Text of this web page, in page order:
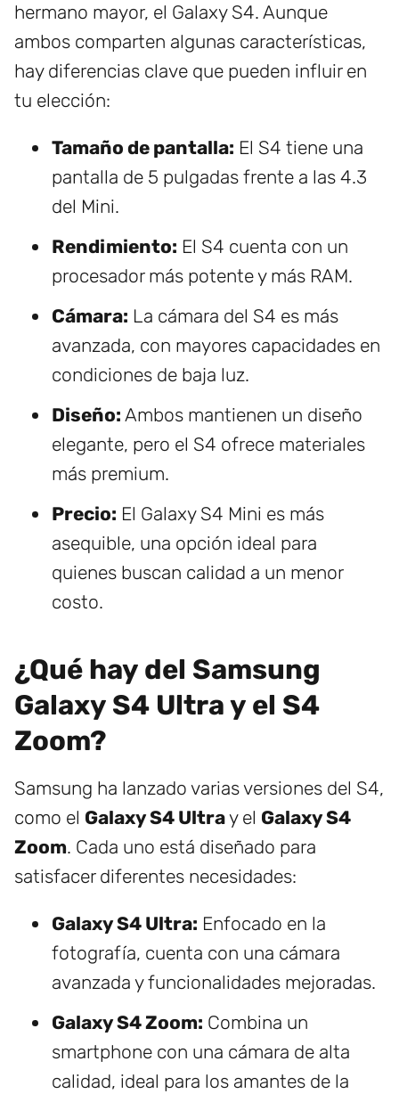
hermano mayor, el Galaxy S4. Aunque
ambos comparten algunas características,
hay diferencias clave que pueden influir en
tu elección:
Tamaño de pantalla: El S4 tiene una
pantalla de 5 pulgadas frente a las 4.3
del Mini.
Rendimiento: El S4 cuenta con un
procesador más potente y más RAM.
Cámara: La cámara del S4 es más
avanzada, con mayores capacidades en
condiciones de baja luz.
Diseño: Ambos mantienen un diseño
elegante, pero el S4 ofrece materiales
más premium.
Precio: El Galaxy S4 Mini es más
asequible, una opción ideal para
quienes buscan calidad a un menor
costo.
¿Qué hay del Samsung
Galaxy S4 Ultra y el S4
Zoom?
Samsung ha lanzado varias versiones del S4,
como el Galaxy S4 Ultray el Galaxy S4
Zoom. Cada uno está diseñado para
satisfacer diferentes necesidades:
Galaxy S4 Ultra: Enfocado en la
fotografía, cuenta con una cámara
avanzada y funcionalidades mejoradas.
Galaxy S4 Zoom: Combina un
smartphone con una cámara de alta
calidad, ideal para los amantes de la